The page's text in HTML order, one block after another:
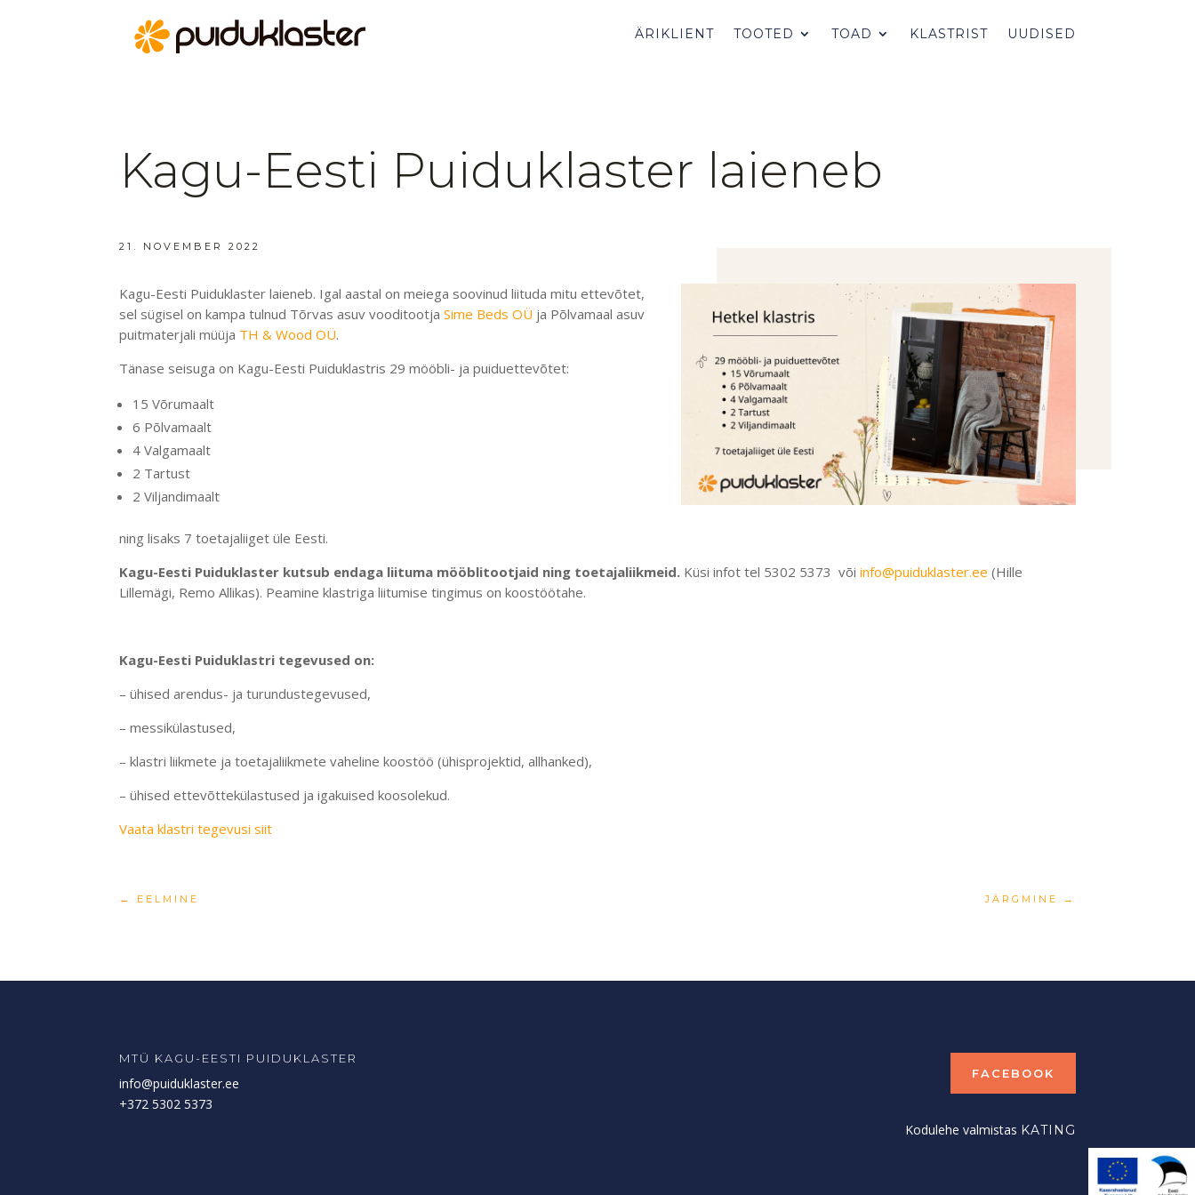
ÄRIKLIENT TOOTED TOAD KLASTRIST UUDISED
Kagu-Eesti Puiduklaster laieneb
21. NOVEMBER 2022
Kagu-Eesti Puiduklaster laieneb. Igal aastal on meiega soovinud liituda mitu ettevõtet,
sel sügisel on kampa tulnud Tõrvas asuv vooditootjaSime Beds OÜ ja Põlvamaal asuv
puitmaterjali müüja TH & Wood OÜ.
Tänase seisuga on Kagu-Eesti Puiduklastris 29 mööbli- ja puiduettevõtet:
15 Võrumaalt
6 Põlvamaalt
4 Valgamaalt
2 Tartust
2 Viljandimaalt
ning lisaks 7 toetajaliiget üle Eesti.
Kagu-Eesti Puiduklaster kutsub endaga liituma mööblitootjaid ning toetajaliikmeid. Küsi infot tel 5302 5373 võiinfo@puiduklaster.ee (Hille
Lillemägi, Remo Allikas). Peamine klastriga liitumise tingimus on koostöötahe.
Kagu-Eesti Puiduklastri tegevused on:
– ühised arendus- ja turundustegevused,
– messikülastused,
– klastri liikmete ja toetajaliikmete vaheline koostöö (ühisprojektid, allhanked),
– ühised ettevõttekülastused ja igakuised koosolekud.
Vaata klastri tegevusi siit
← EELMINE JÄRGMINE →
MTÜ KAGU-EESTI PUIDUKLASTER
info@puiduklaster.ee
+372 5302 5373
FACEBOOK
Kodulehe valmistas KATING